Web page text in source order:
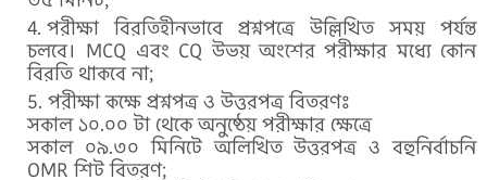
পরীক্ষা বিরতিহীনভাবে প্রশ্নপত্রে উল্লিখিত সময় পর্যন্ত
চলবে। MCQ এবং CQ উভয় অংশের পরীক্ষার মধ্যে কোন
বিরতি থাকবে না;
পরীক্ষা কক্ষে প্রশ্নপত্র ও উত্তরপত্র বিতরণঃ
সকাল ১০.০০ টা থেকে অনুষ্ঠেয় পরীক্ষার ক্ষেত্রে
সকাল ০৯.৩০ মিনিটে অলিখিত উত্তরপত্র ও বহুনির্বাচনি
OMR শিট বিতরণ;